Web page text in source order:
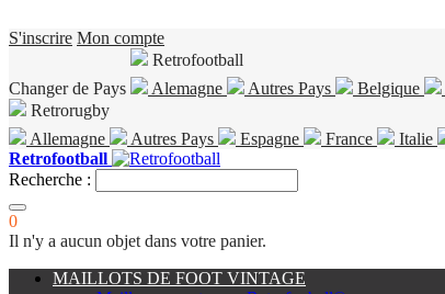
S'inscrire Mon compte
Changer de Pays
Retrofootball
Alemagne
Autres Pays Belgique
Retrorugby
Allemagne
Autres Pays Espagne France Italie
Retrofootball
Recherche :
0
Il n'y a aucun objet dans votre panier.
MAILLOTS DE FOOT VINTAGE